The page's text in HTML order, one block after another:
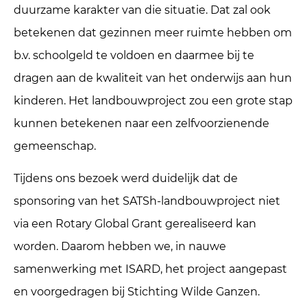
duurzame karakter van die situatie. Dat zal ook
betekenen dat gezinnen meer ruimte hebben om
b.v. schoolgeld te voldoen en daarmee bij te
dragen aan de kwaliteit van het onderwijs aan hun
kinderen. Het landbouwproject zou een grote stap
kunnen betekenen naar een zelfvoorzienende
gemeenschap.
Tijdens ons bezoek werd duidelijk dat de
sponsoring van het SATSh-landbouwproject niet
via een Rotary Global Grant gerealiseerd kan
worden. Daarom hebben we, in nauwe
samenwerking met ISARD, het project aangepast
en voorgedragen bij Stichting Wilde Ganzen.